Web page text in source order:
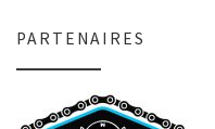
PARTENAIRES